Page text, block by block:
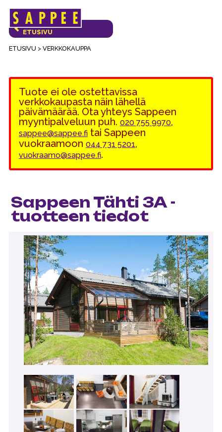
Päävalikko
ETUSIVU > VERKKOKAUPPA
VERKKOKAUPAN
ETUSIVU
Tuote ei ole ostettavissa
verkkokaupasta näin lähellä
päivämäärää. Ota yhteys Sappeen
myyntipalveluun puh. 020 755 9970,
sappee@sappee.fitai Sappeen
vuokraamoon 044 731 5201,
vuokraamo@sappee.fi.
Sappeen Tähti 3A -
tuotteen tiedot